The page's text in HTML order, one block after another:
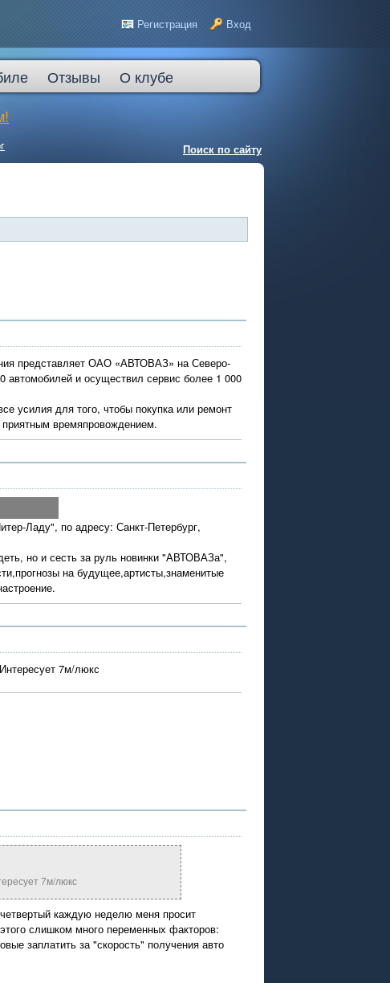
Регистрация Вход
Отзывы
О клубе
Поиск по сайту
представляет ОАО «АВТОВАЗ» на Северо-
автомобилей и осуществил сервис более 1 000
усилия для того, чтобы покупка или ремонт
времяпровождением.
Ладу", по адресу: Санкт-Петербург,
но и сесть за руль новинки "АВТОВАЗа",
на будущее,артисты,знаменитые
7м/люкс
7м/люкс
каждую неделю меня просит
слишком много переменных факторов:
заплатить за "скорость" получения авто